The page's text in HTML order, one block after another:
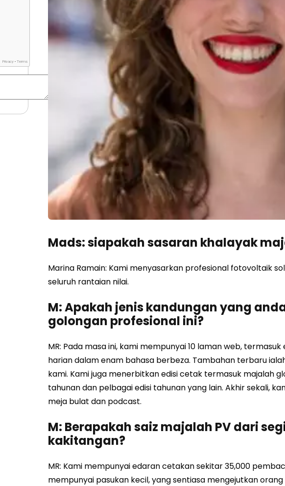
Mads: siapakah sasaran khalayak
Marina Ramain: Kami menyasarkan profesional fotovoltaik
seluruh rantaian nilai.
M: Apakah jenis kandungan yang
golongan profesional ini?
MR: Pada masa ini, kami mempunyai 10 laman web,
harian dalam enam bahasa berbeza. Tambahan terbaru
kami. Kami juga menerbitkan edisi cetak termasuk majalah
tahunan dan pelbagai edisi tahunan yang lain. Akhir sekali,
meja bulat dan podcast.
M: Berapakah saiz majalah PV dari
kakitangan?
MR: Kami mempunyai edaran cetakan sekitar 35,000
mempunyai pasukan kecil, yang sentiasa mengejutkan